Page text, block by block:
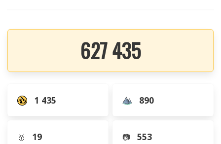
627 435
1 435 890
🥇 19 📷 553